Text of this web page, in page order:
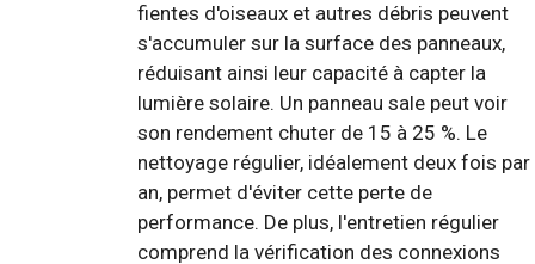
fientes d'oiseaux et autres débris peuvent
s'accumuler sur la surface des panneaux,
réduisant ainsi leur capacité à capter la
lumière solaire. Un panneau sale peut voir
son rendement chuter de 15 à 25 %. Le
nettoyage régulier, idéalement deux fois par
an, permet d'éviter cette perte de
performance. De plus, l'entretien régulier
comprend la vérification des connexions